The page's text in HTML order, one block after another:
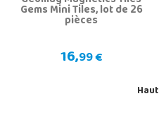
Gems Mini Tiles, lot de 26
pièces
16,99 €
Haut